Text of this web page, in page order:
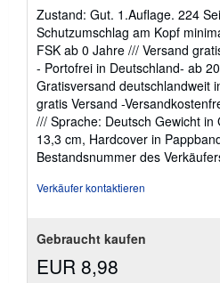
Zustand: Gut. 1.Auflage. 224
Schutzumschlag am Kopf
FSK ab 0 Jahre /// Versand
- Portofrei in Deutschland- ab
Gratisversand deutschlandweit
gratis Versand -
/// Sprache: Deutsch Gewicht in
13,3 cm, Hardcover in
Bestandsnummer des
Verkäufer kontaktieren
Gebraucht kaufen
EUR 8,98